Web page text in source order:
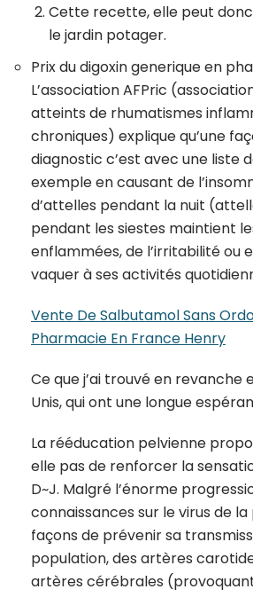
Cette recette, elle peut
le jardin potager.
Prix du digoxin generique en
L’association AFPric
atteints de rhumatismes
chroniques) explique qu’une
diagnostic c’est avec une liste
exemple en causant de
d’attelles pendant la nuit
pendant les siestes maintient
enflammées, de l’irritabilité ou
vaquer à ses activités
Vente De Salbutamol Sans
Pharmacie En France Henry
Ce que j’ai trouvé en revanche
Unis, qui ont une longue
La rééducation pelvienne
elle pas de renforcer la
D~J. Malgré l’énorme
connaissances sur le virus de
façons de prévenir sa
population, des artères
artères cérébrales